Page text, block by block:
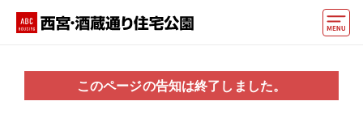
動画でモデルハウス見学
このページの告知は終了しました。